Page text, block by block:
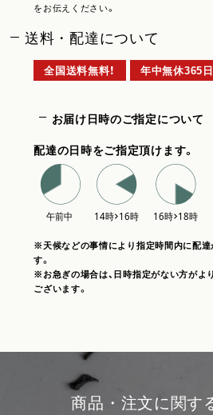
をお伝えください。
送料・配達について
全国送料無料！ 年中無休365
お届け日時のご指定について
配達の日時をご指定頂けます。
※天候などの事情により指定時間内に配達
す。
※お急ぎの場合は、日時指定がない方がよ
ございます。
商品・注文に関す